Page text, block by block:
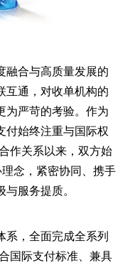
融合与高质量发展的
互通，对收单机构的
为严苛的考验。作为
付始终注重与国际权
作关系以来，双方始
念，紧密协同、携手
服务提质。
系，全面完成全系列
国际支付标准、兼具